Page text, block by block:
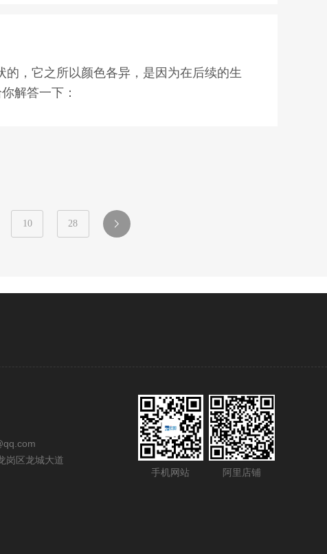
料给你，不同硬度都可按需求调配。
，它之所以颜色各异，是因为在后续的生
解答一下：
需要的色膏比例，做到心中有数。
配。
就可以得到我们想要的硅胶产品了。
富的操作经验。整个调色
10 28
岗区龙城大道
手机网站 阿里店铺